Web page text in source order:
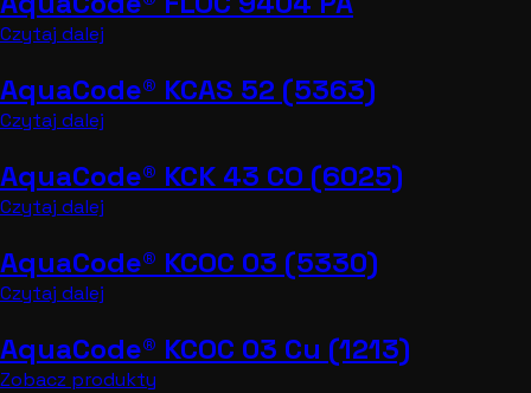
Czytaj dalej
AquaCode® KCAS 52 (5363)
Czytaj dalej
AquaCode® KCK 43 CO (6025)
Czytaj dalej
AquaCode® KCOC 03 (5330)
Czytaj dalej
AquaCode® KCOC 03 Cu (1213)
Zobacz produkty